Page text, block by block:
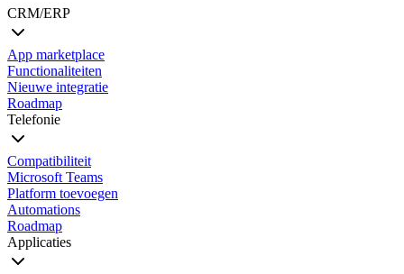
CRM/ERP
App marketplace
Functionaliteiten
Nieuwe integratie
Roadmap
Telefonie
Compatibiliteit
Microsoft Teams
Platform toevoegen
Automations
Roadmap
Applicaties